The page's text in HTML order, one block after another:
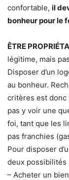
confortable, il
bonheur pour le
ÊTRE
légitime, mais
Disposer d’un
au bonheur.
critères est donc
pas y voir une
foi, tant que les
pas franchies
Pour disposer
deux possibilités
– Acheter un